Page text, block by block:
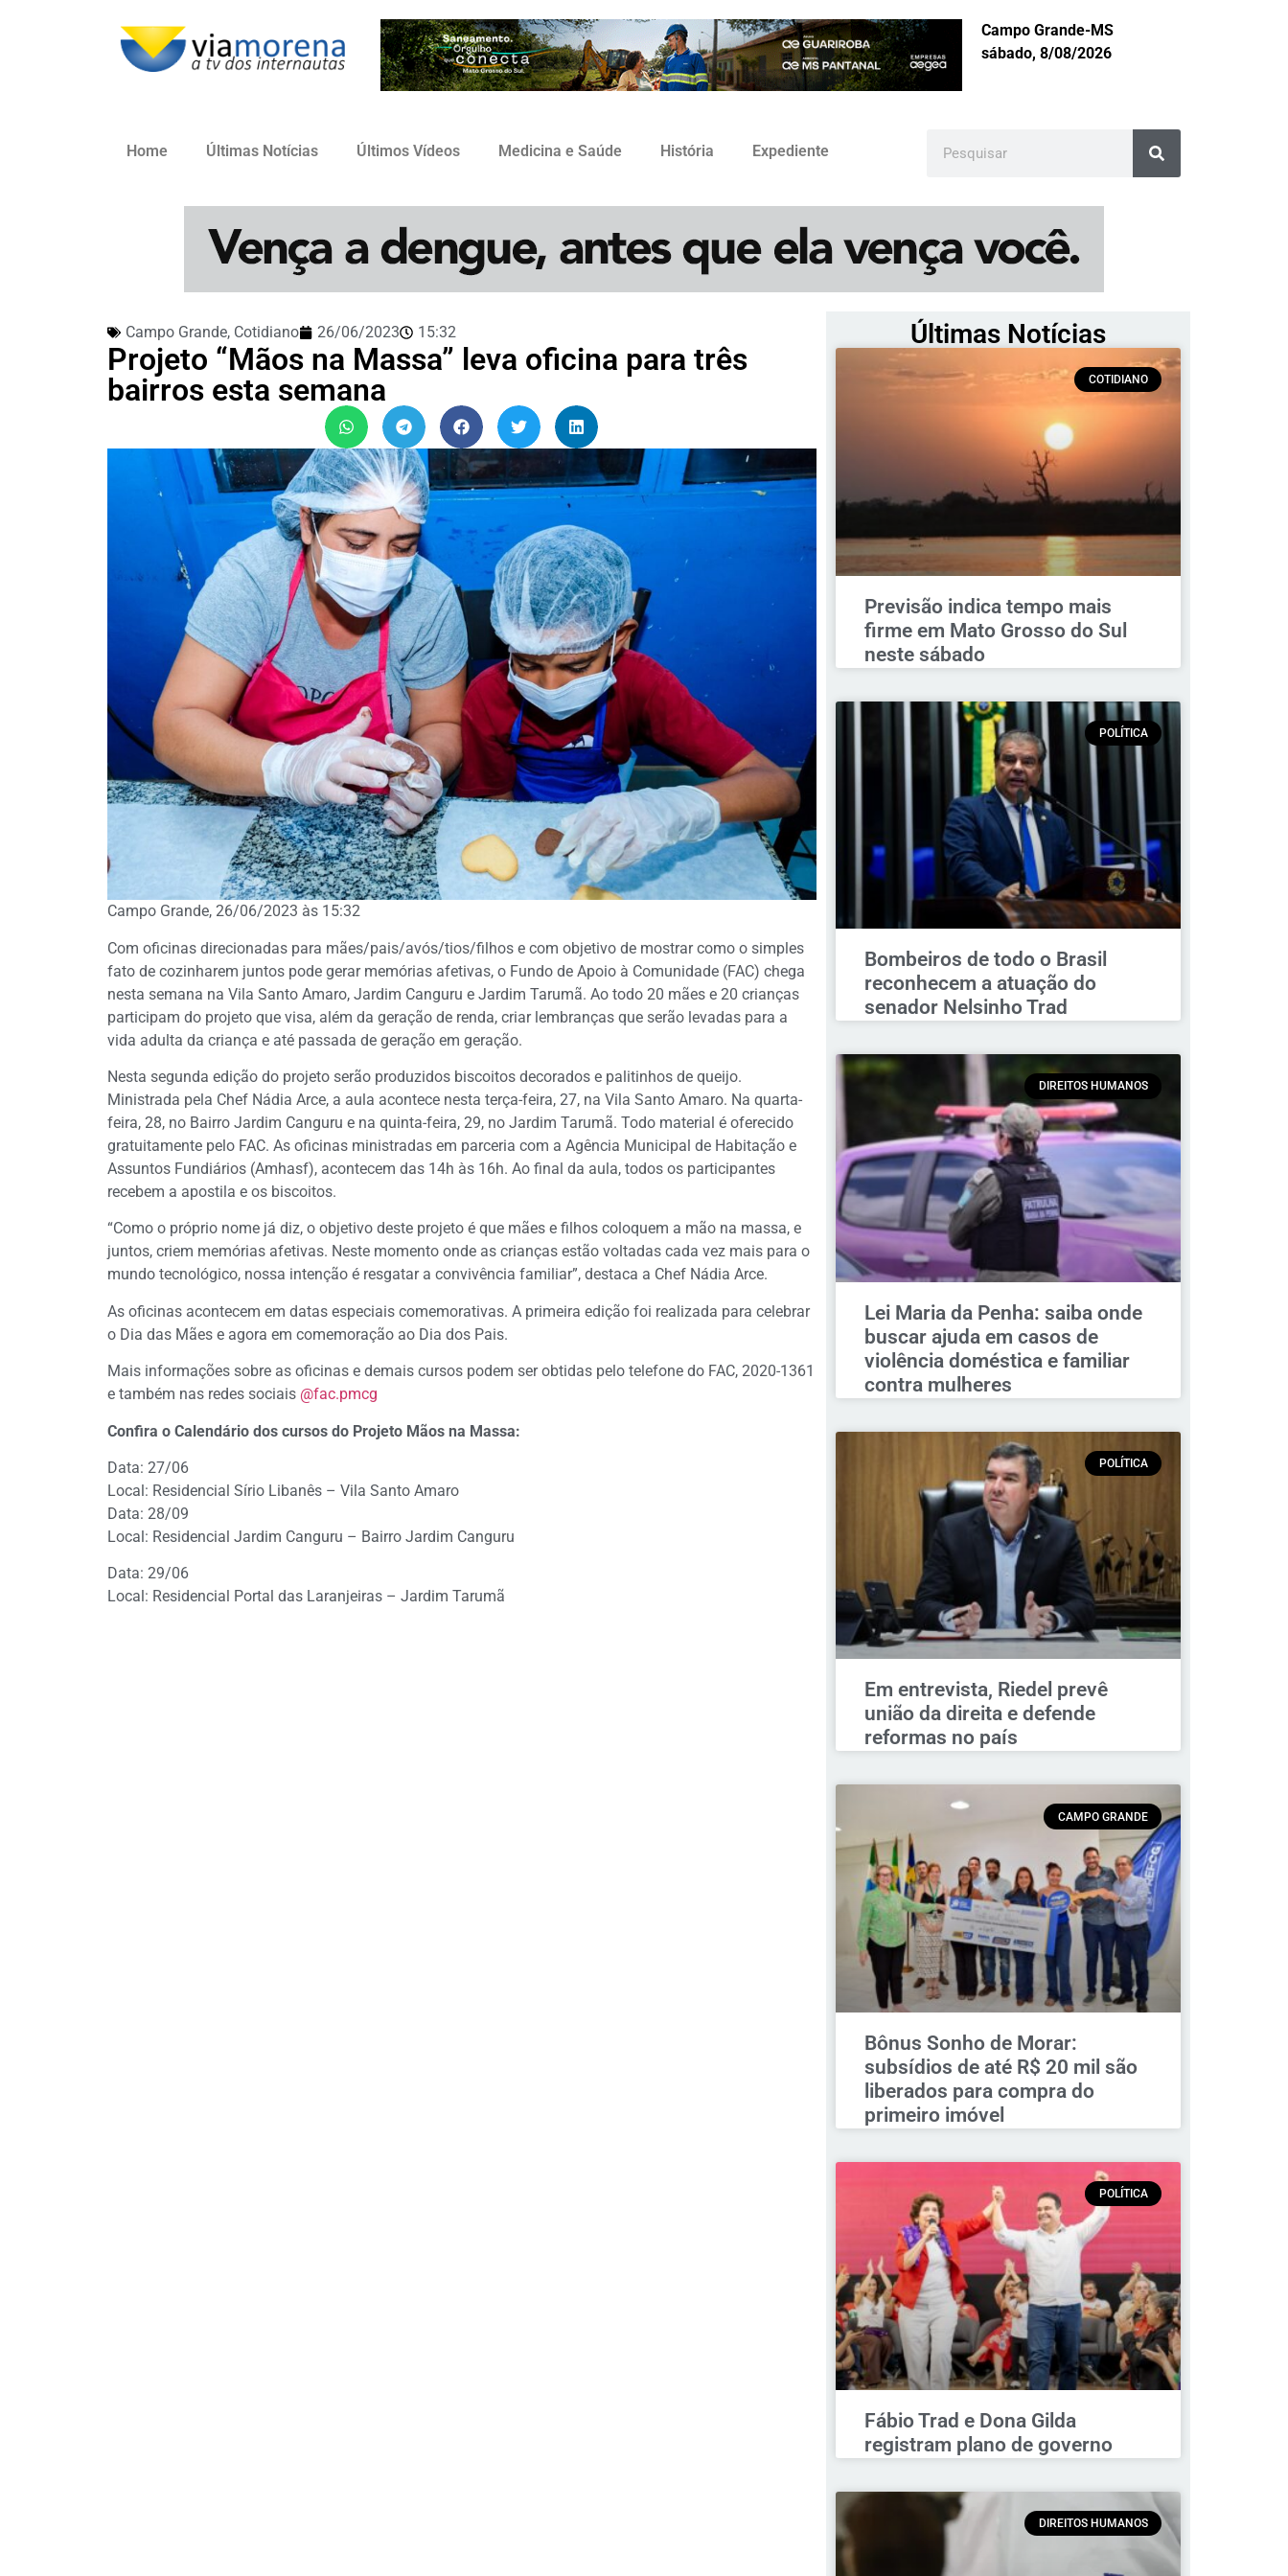
Campo Grande-MS
sábado, 8/08/2026
Home Últimas Notícias Últimos Vídeos Medicina e Saúde História Expediente
Campo Grande, Cotidiano 26/06/2023 15:32
Projeto “Mãos na Massa” leva oficina para três
bairros esta semana
Campo Grande, 26/06/2023 às 15:32
Com oficinas direcionadas para mães/pais/avós/tios/filhos e com objetivo de mostrar como o simples
fato de cozinharem juntos pode gerar memórias afetivas, o Fundo de Apoio à Comunidade (FAC) chega
nesta semana na Vila Santo Amaro, Jardim Canguru e Jardim Tarumã. Ao todo 20 mães e 20 crianças
participam do projeto que visa, além da geração de renda, criar lembranças que serão levadas para a
vida adulta da criança e até passada de geração em geração.
Nesta segunda edição do projeto serão produzidos biscoitos decorados e palitinhos de queijo.
Ministrada pela Chef Nádia Arce, a aula acontece nesta terça-feira, 27, na Vila Santo Amaro. Na quarta-
feira, 28, no Bairro Jardim Canguru e na quinta-feira, 29, no Jardim Tarumã. Todo material é oferecido
gratuitamente pelo FAC. As oficinas ministradas em parceria com a Agência Municipal de Habitação e
Assuntos Fundiários (Amhasf), acontecem das 14h às 16h. Ao final da aula, todos os participantes
recebem a apostila e os biscoitos.
“Como o próprio nome já diz, o objetivo deste projeto é que mães e filhos coloquem a mão na massa, e
juntos, criem memórias afetivas. Neste momento onde as crianças estão voltadas cada vez mais para o
mundo tecnológico, nossa intenção é resgatar a convivência familiar”, destaca a Chef Nádia Arce.
As oficinas acontecem em datas especiais comemorativas. A primeira edição foi realizada para celebrar
o Dia das Mães e agora em comemoração ao Dia dos Pais.
Mais informações sobre as oficinas e demais cursos podem ser obtidas pelo telefone do FAC, 2020-1361
e também nas redes sociais @fac.pmcg
Confira o Calendário dos cursos do Projeto Mãos na Massa:
Data: 27/06
Local: Residencial Sírio Libanês – Vila Santo Amaro
Data: 28/09
Local: Residencial Jardim Canguru – Bairro Jardim Canguru
Data: 29/06
Local: Residencial Portal das Laranjeiras – Jardim Tarumã
Últimas Notícias
COTIDIANO
Previsão indica tempo mais
firme em Mato Grosso do Sul
neste sábado
POLÍTICA
Bombeiros de todo o Brasil
reconhecem a atuação do
senador Nelsinho Trad
DIREITOS HUMANOS
Lei Maria da Penha: saiba onde
buscar ajuda em casos de
violência doméstica e familiar
contra mulheres
POLÍTICA
Em entrevista, Riedel prevê
união da direita e defende
reformas no país
CAMPO GRANDE
Bônus Sonho de Morar:
subsídios de até R$ 20 mil são
liberados para compra do
primeiro imóvel
POLÍTICA
Fábio Trad e Dona Gilda
registram plano de governo
DIREITOS HUMANOS